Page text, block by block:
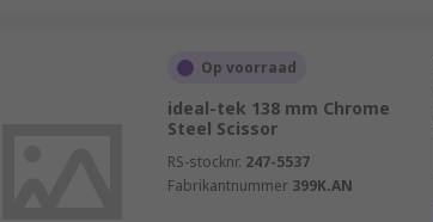
Op voorraad
ideal-tek 138 mm Chrome
Steel Scissor
RS-stocknr. 247-5537
Fabrikantnummer 399K.AN